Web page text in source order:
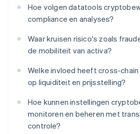
Hoe volgen datatools
compliance en analyses?
Waar kruisen risico's zoals
de mobiliteit van activa?
Welke invloed heeft cross-
op liquiditeit en prijsstelling?
Hoe kunnen instellingen
monitoren en beheren met
controle?